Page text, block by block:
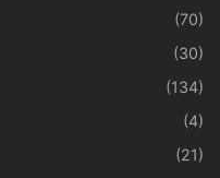
(70)
(30)
(134)
(4)
(21)